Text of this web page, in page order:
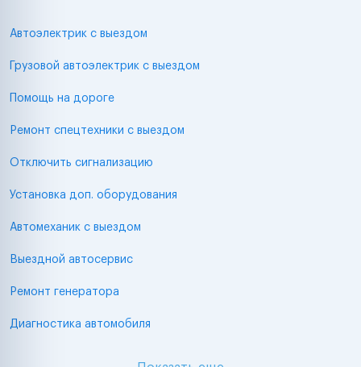
Автоэлектрик с выездом
Грузовой автоэлектрик с выездом
Помощь на дороге
Ремонт спецтехники с выездом
Отключить сигнализацию
Установка доп. оборудования
Автомеханик с выездом
Выездной автосервис
Ремонт генератора
Диагностика автомобиля